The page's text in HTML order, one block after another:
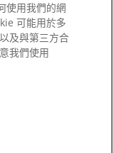
標；在其他地區的註
遵守我們的條款。
使用我們的網
可能用於多
及與第三方合
我們使用